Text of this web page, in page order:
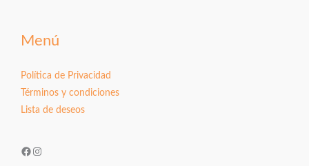
Menú
Política de Privacidad
Términos y condiciones
Lista de deseos
Facebook
Instagram